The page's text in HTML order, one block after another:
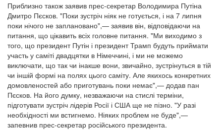
Приблизно також заявив прес-секретар Володимира Путіна
Дмитро Пєсков. "Поки зустріч ніяк не готується, і на 7 липня
поки нічого не заплановано",— заявив він, відповідаючи на
питання, що цікавить всіх головне питання. "Ми виходимо з
того, що президент Путін і президент Трамп будуть приймати
участь у саміті двадцятки в Німеччині, і ми не можемо
виключати, що так чи інакше вони, звичайно, зустрінуться в тій
чи іншій формі на полях цього саміту. Але якихось конкретних
домовленостей або приготувань поки немає",— додав пан
Пєсков. На його думку, незважаючи на стислі терміни,
підготувати зустріч лідерів Росії і США ще не пізно. "У разі
необхідності ми встигнемо. Ніяких проблем не буде",—
запевнив прес-секретар російського президента.